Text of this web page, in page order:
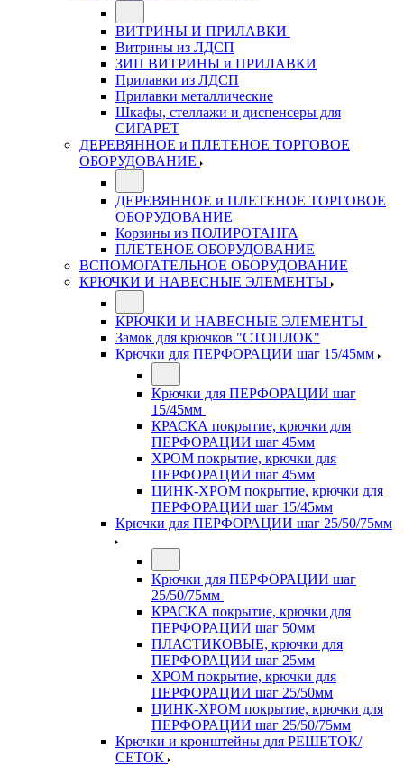
ВИТРИНЫ И ПРИЛАВКИ
Витрины из ЛДСП
ЗИП ВИТРИНЫ и ПРИЛАВКИ
Прилавки из ЛДСП
Прилавки металлические
Шкафы, стеллажи и диспенсеры для
СИГАРЕТ
ДЕРЕВЯННОЕ и ПЛЕТЕНОЕ ТОРГОВОЕ
ОБОРУДОВАНИЕ
ДЕРЕВЯННОЕ и ПЛЕТЕНОЕ ТОРГОВОЕ
ОБОРУДОВАНИЕ
Корзины из ПОЛИРОТАНГА
ПЛЕТЕНОЕ ОБОРУДОВАНИЕ
ВСПОМОГАТЕЛЬНОЕ ОБОРУДОВАНИЕ
КРЮЧКИ И НАВЕСНЫЕ ЭЛЕМЕНТЫ
КРЮЧКИ И НАВЕСНЫЕ ЭЛЕМЕНТЫ
Замок для крючков "СТОПЛОК"
Крючки для ПЕРФОРАЦИИ шаг 15/45мм
Крючки для ПЕРФОРАЦИИ шаг
15/45мм
КРАСКА покрытие, крючки для
ПЕРФОРАЦИИ шаг 45мм
ХРОМ покрытие, крючки для
ПЕРФОРАЦИИ шаг 45мм
ЦИНК-ХРОМ покрытие, крючки для
ПЕРФОРАЦИИ шаг 15/45мм
Крючки для ПЕРФОРАЦИИ шаг 25/50/75мм
Крючки для ПЕРФОРАЦИИ шаг
25/50/75мм
КРАСКА покрытие, крючки для
ПЕРФОРАЦИИ шаг 50мм
ПЛАСТИКОВЫЕ, крючки для
ПЕРФОРАЦИИ шаг 25мм
ХРОМ покрытие, крючки для
ПЕРФОРАЦИИ шаг 25/50мм
ЦИНК-ХРОМ покрытие, крючки для
ПЕРФОРАЦИИ шаг 25/50/75мм
Крючки и кронштейны для РЕШЕТОК/
СЕТОК